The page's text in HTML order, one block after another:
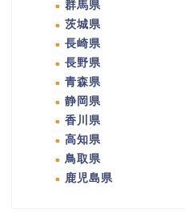
群馬県
茨城県
長崎県
長野県
青森県
静岡県
香川県
高知県
鳥取県
鹿児島県